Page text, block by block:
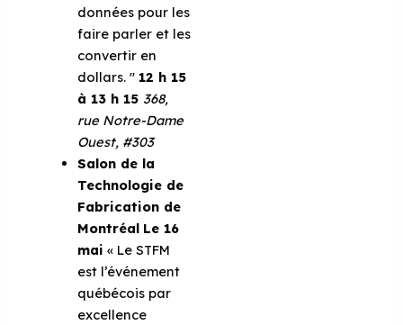
données pour les
faire parler et les
convertir en
dollars. ''12 h 15
à 13 h 15 368,
rue Notre-Dame
Ouest, #303
Salon de la
Technologie de
Fabrication de
Montréal Le 16
mai « Le STFM
est l’événement
québécois par
excellence